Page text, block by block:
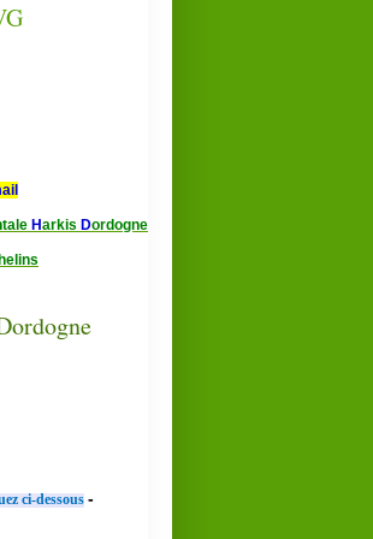
Harkis Dordogne
ci-dessous -